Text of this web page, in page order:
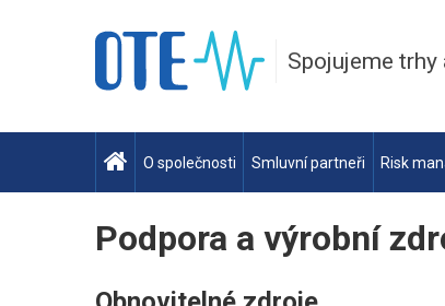
Spojujeme
O společnosti Smluvní partneři Risk
Podpora a výrobní